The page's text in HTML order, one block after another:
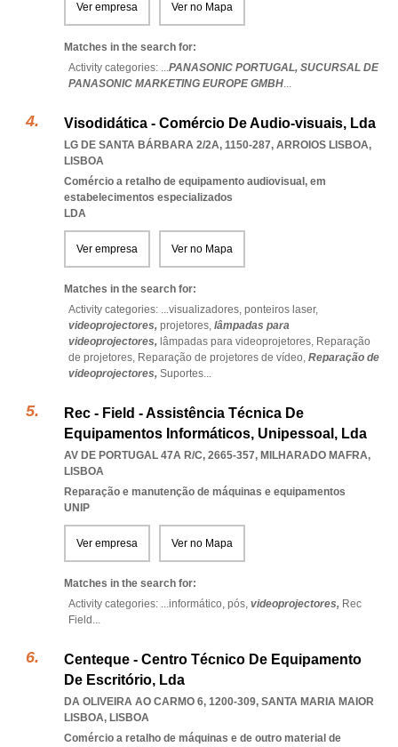
Ver empresa Ver no Mapa
Matches in the search for:
Activity categories: ...PANASONIC PORTUGAL, SUCURSAL DE
PANASONIC MARKETING EUROPE GMBH...
Visodidática - Comércio De Audio-visuais, Lda
LG DE SANTA BÁRBARA 2/2A, 1150-287, ARROIOS LISBOA,
LISBOA
Comércio a retalho de equipamento audiovisual, em
estabelecimentos especializados
LDA
Ver empresa Ver no Mapa
Matches in the search for:
Activity categories: ...visualizadores, ponteiros laser,
videoprojectores, projetores, lâmpadas para
videoprojectores, lâmpadas para videoprojetores, Reparação
de projetores, Reparação de projetores de vídeo, Reparação de
videoprojectores, Suportes...
Rec - Field - Assistência Técnica De
Equipamentos Informáticos, Unipessoal, Lda
AV DE PORTUGAL 47A R/C, 2665-357, MILHARADO MAFRA,
LISBOA
Reparação e manutenção de máquinas e equipamentos
UNIP
Ver empresa Ver no Mapa
Matches in the search for:
Activity categories: ...informático, pós, videoprojectores, Rec
Field ...
Centeque - Centro Técnico De Equipamento
De Escritório, Lda
DA OLIVEIRA AO CARMO 6, 1200-309, SANTA MARIA MAIOR
LISBOA, LISBOA
Comércio a retalho de máquinas e de outro material de